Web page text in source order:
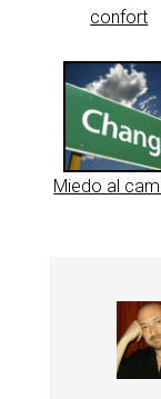
confort
Miedo al